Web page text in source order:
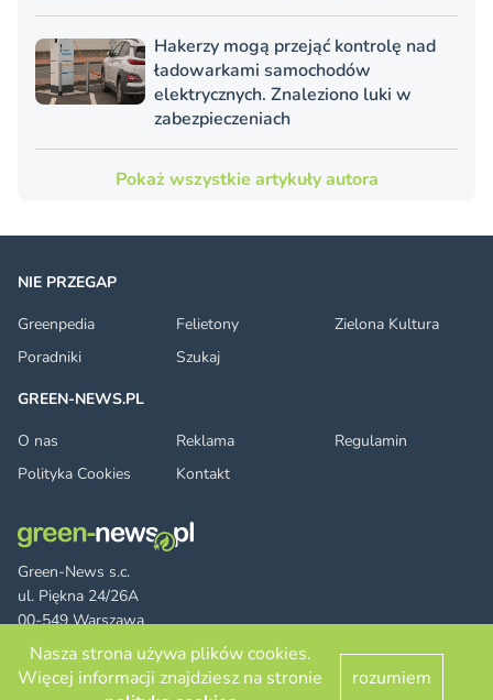
Hakerzy mogą przejąć kontrolę nad
ładowarkami samochodów
elektrycznych. Znaleziono luki w
zabezpieczeniach
Pokaż wszystkie artykuły autora
Green-News s.c.
ul. Piękna 24/26A
00-549 Warszawa
FacebookTwitter LinkedIn
RSS
© 2026 green-news.pl. All rights reserved.
NIE PRZEGAP
Greenpedia
Felietony
Zielona Kultura
Poradniki
Szukaj
GREEN-NEWS.PL
O nas
Reklama
Regulamin
Polityka Cookies
Kontakt
Nasza strona używa plików cookies.
Więcej informacji znajdziesz na stronie
rozumiem